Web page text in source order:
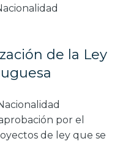
de la Ley
por el
de ley que se